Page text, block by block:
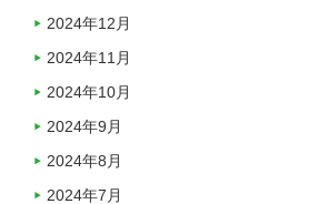
2024年12月
2024年11月
2024年10月
2024年9月
2024年8月
2024年7月